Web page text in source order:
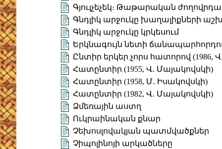
Գյուլչեչեկ։ Թաթարական
Գնդլիկ արջուկը խաղալիքների
Գնդլիկ արջուկը կրկեսում
Երկնագույն նետի
Ընտիր երկեր չորս հատորով (1986,
Հատընտիր (1955, Վ․ Մայակովսկի)
Հատընտիր (1958, Մ․ Իսակովսկի)
Հատընտիր (1982, Վ․ Մայակովսկի)
Ձմեռային աստղ
Ուկրաինական քնար
Չեխոսլովակյան պատմվածքներ
Չիպոլինոյի արկածները